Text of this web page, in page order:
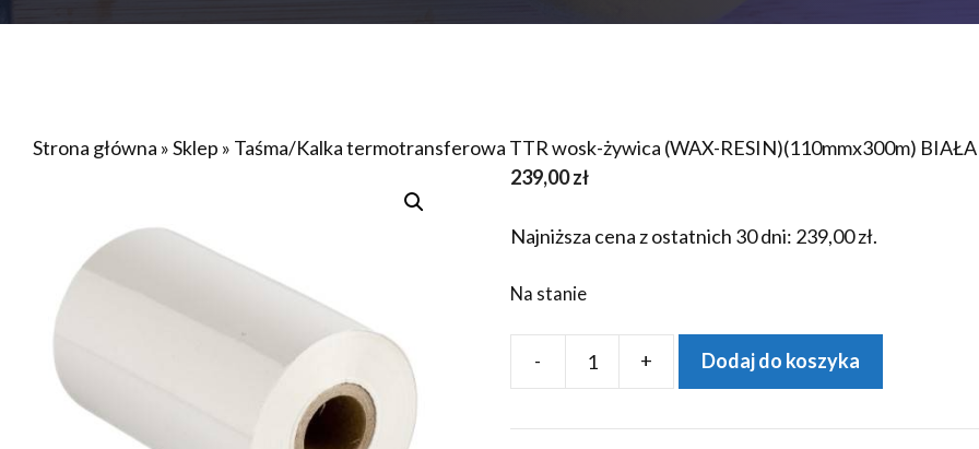
Strona główna »Sklep » Taśma/Kalka termotransferowa TTR wosk-żywica (WAX-RESIN)(110mmx300m) BIAŁA
239,00zł
Najniższa cena z ostatnich 30 dni: 239,00zł.
Na stanie
-
termotransferowa
+ Dodaj do koszyka